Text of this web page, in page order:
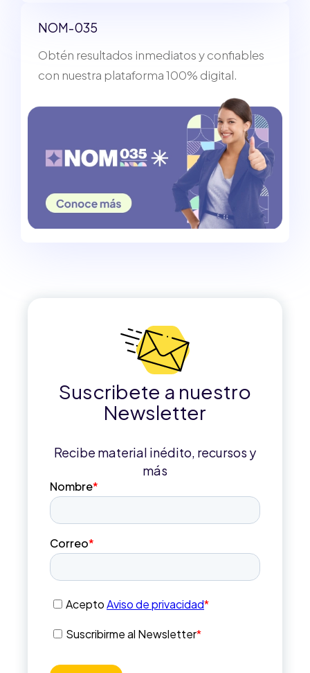
NOM-035
Obtén resultados inmediatos y confiables
con nuestra plataforma 100% digital.
Suscribete a nuestro
Newsletter
Recibe material inédito, recursos y
más